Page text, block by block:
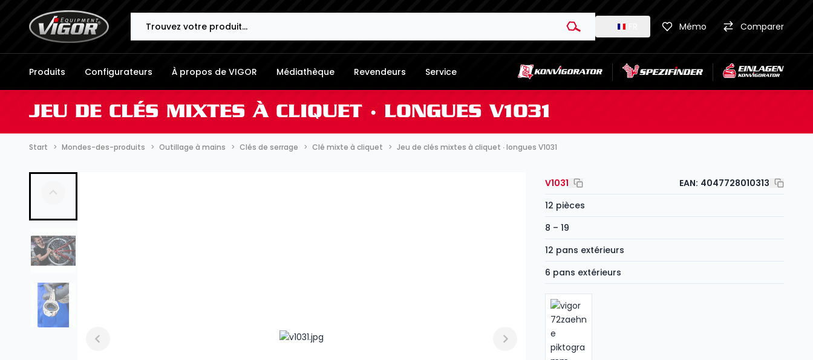
Mémo Comparer
Produits Configurateurs À propos de VIGOR Médiathèque Revendeurs Service
JEU DE CLÉS MIXTES À CLIQUET ∙ LONGUES V1031
Start Mondes-des-produits Outillage à mains Clés de serrage Clé mixte à cliquet Jeu de clés mixtes à cliquet ∙ longues V1031
V1031 EAN: 4047728010313
12 pièces
8 – 19
12 pans extérieurs
6 pans extérieurs